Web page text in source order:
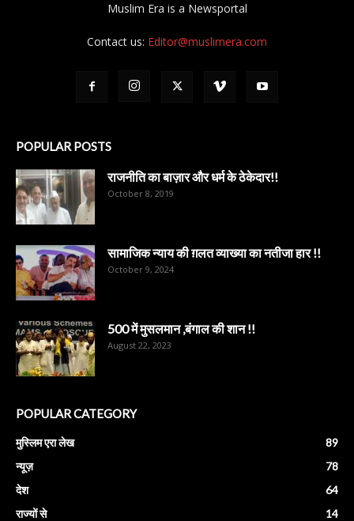
Muslim Era is a Newsportal
Contact us: Editor@muslimera.com
POPULAR POSTS
राजनीति का बाज़ार और धर्म के ठेकेदार!!
October 8, 2019
सामाजिक न्याय की ग़लत व्याख्या का नतीजा हार !!
October 9, 2024
500 में मुसलमान ,बंगाल की शान !!
August 22, 2023
POPULAR CATEGORY
मुस्लिम एरा लेख
89
न्यूज़
78
देश
64
राज्यों से
14